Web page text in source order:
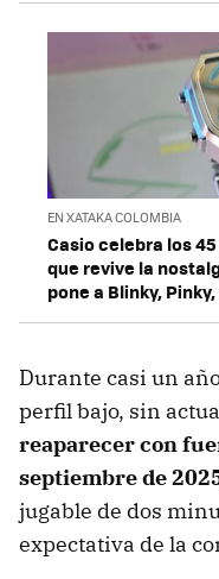
EN XATAKA COLOMBIA
Casio celebra los
que revive la
pone a Blinky,
Durante casi un
perfil bajo, sin
reaparecer con
septiembre de
jugable de dos
expectativa de la